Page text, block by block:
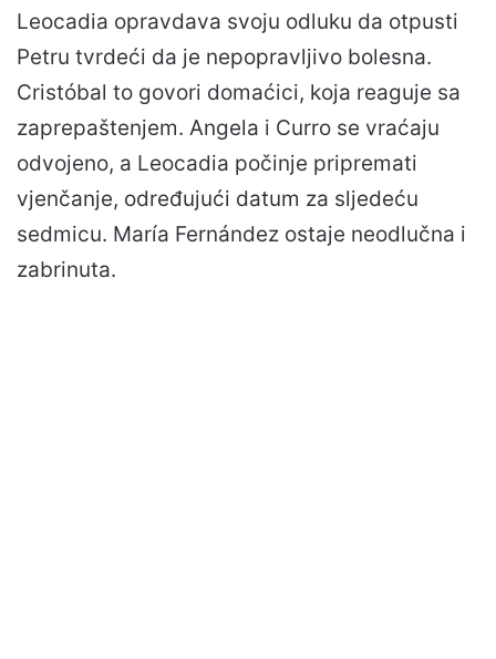
Leocadia opravdava svoju odluku da otpusti
Petru tvrdeći da je nepopravljivo bolesna.
Cristóbal to govori domaćici, koja reaguje sa
zaprepaštenjem. Angela i Curro se vraćaju
odvojeno, a Leocadia počinje pripremati
vjenčanje, određujući datum za sljedeću
sedmicu. María Fernández ostaje neodlučna i
zabrinuta.